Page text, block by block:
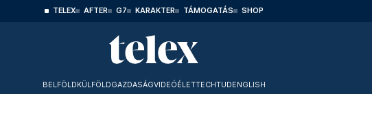
TELEX AFTER G7 KARAKTER TÁMOGATÁS SHOP
BELFÖLDKÜLFÖLDGAZDASÁGVIDEÓÉLETTECHTUDENGLISH